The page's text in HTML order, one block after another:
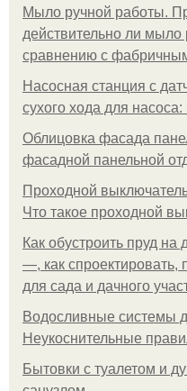
Мыло ручной работы.
действительно ли
сравнению с
Насосная станция с
сухого хода для
Облицовка фасада
фасадной панельной
Проходной
Что такое проходной
Как обустроить пруд на
—, как спроектировать,
для сада и дачного
Водосливные системы
Неукоснительные
Бытовки с туалетом и